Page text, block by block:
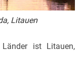
Litauen
ist Litauen,